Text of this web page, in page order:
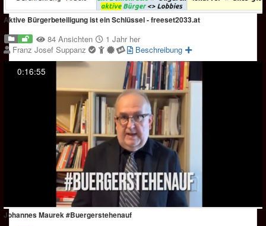
Aktive Bürgerbeteiligung ist ein Schlüssel - freeset2033.at
84 Ansichten
1 Jahr her
Franz Josef Suppanz
Beschreibung
0:16:55
Johannes Maurek #Buergerstehenauf